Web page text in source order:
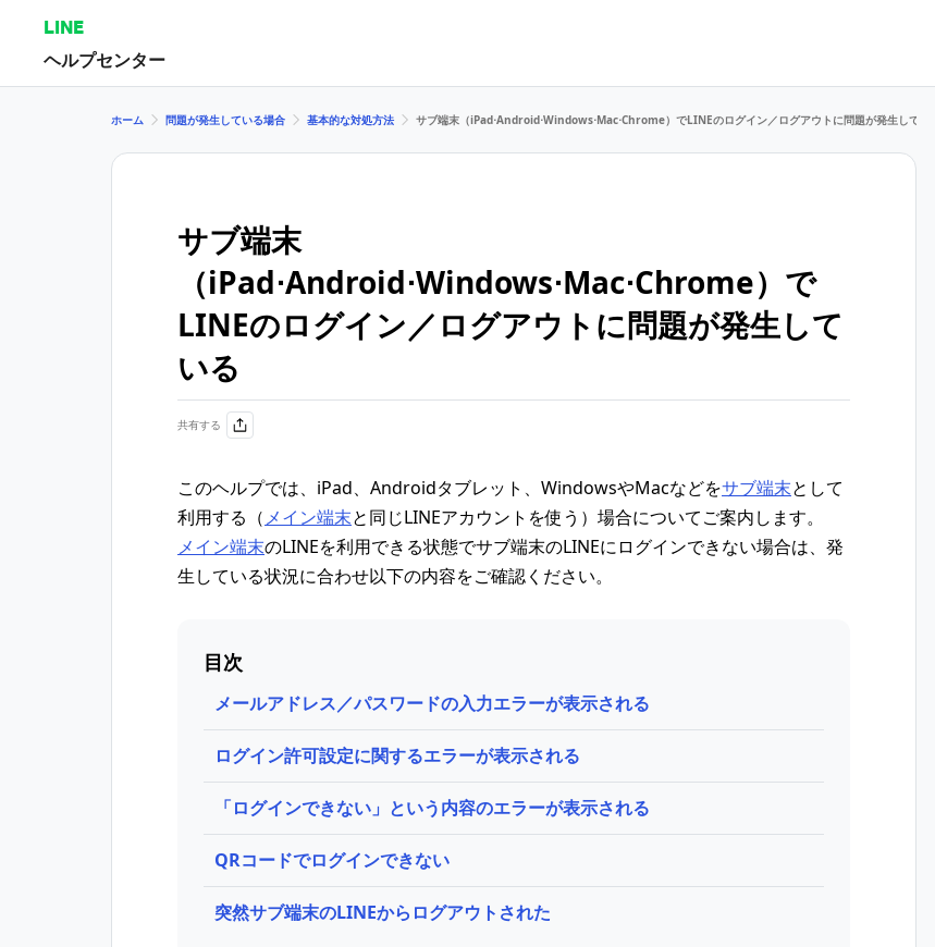
LINE
ヘルプセンター
ホーム 問題が発生している場合 基本的な対処方法 サブ端末（iPad⋅Android⋅ Windows⋅Mac⋅Chrome）でLINEのログイン／ログアウトに問題が発生している
サブ端末
（iPad⋅Android⋅ Windows⋅Mac⋅Chrome）で
LINEのログイン／ログアウトに問題が発生して
いる
共有する
このヘルプでは、iPad、Androidタブレット、WindowsやMacなどをサブ端末として
利用する（メイン端末と同じLINEアカウントを使う）場合についてご案内します。
メイン端末のLINEを利用できる状態でサブ端末のLINEにログインできない場合は、発
生している状況に合わせ以下の内容をご確認ください。
目次
メールアドレス／パスワードの入力エラーが表示される
ログイン許可設定に関するエラーが表示される
「ログインできない」という内容のエラーが表示される
QRコードでログインできない
突然サブ端末のLINEからログアウトされた